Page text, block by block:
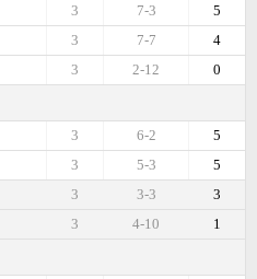
5
7-3
3
4
7-7
3
0
2-12
3
5
6-2
3
5
5-3
3
3
3-3
3
1
4-10
3